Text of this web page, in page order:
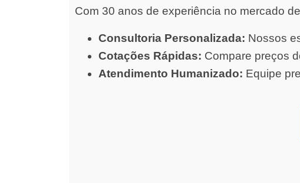
Com 30 anos de experiência no mercado
Consultoria Personalizada: Nossos
Cotações Rápidas: Compare preços
Atendimento Humanizado: Equipe